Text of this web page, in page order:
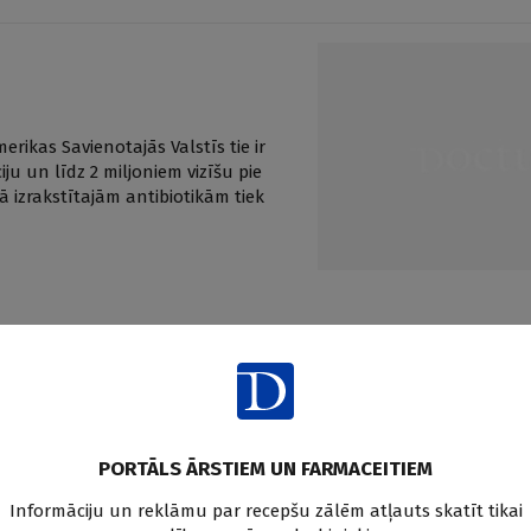
Savienotajās Valstīs tie ir
un līdz 2 miljoniem vizīšu pie
izrakstītajām antibiotikām tiek
un saņem praktiskus,
medicīnas un farmācijas jaunumus
PORTĀLS ĀRSTIEM UN FARMACEITIEM
Informāciju un reklāmu par recepšu zālēm atļauts skatīt tikai